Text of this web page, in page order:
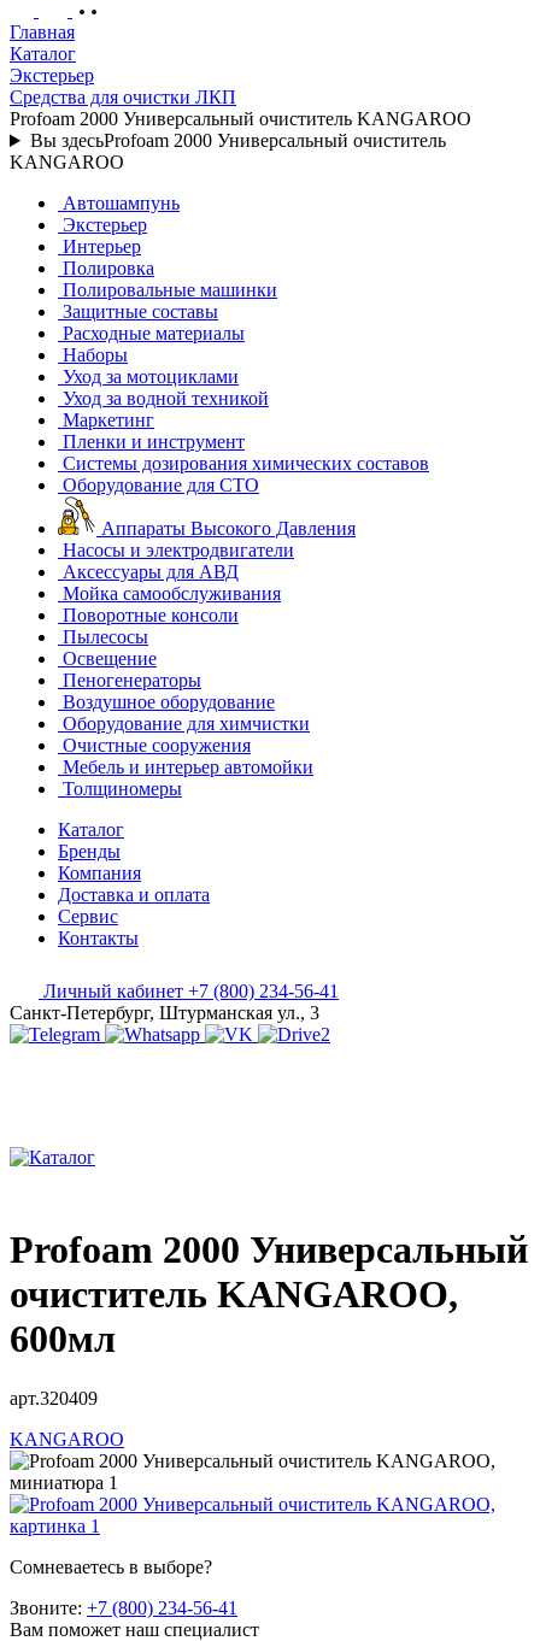
Главная
Каталог
Экстерьер
Средства для очистки ЛКП
Profoam 2000 Универсальный очиститель KANGAROO
Вы здесьProfoam 2000 Универсальный очиститель
KANGAROO
Автошампунь
Экстерьер
Интерьер
Полировка
Полировальные машинки
Защитные составы
Расходные материалы
Наборы
Уход за мотоциклами
Уход за водной техникой
Маркетинг
Пленки и инструмент
Системы дозирования химических составов
Оборудование для СТО
Аппараты Высокого Давления
Насосы и электродвигатели
Аксессуары для АВД
Мойка самообслуживания
Поворотные консоли
Пылесосы
Освещение
Пеногенераторы
Воздушное оборудование
Оборудование для химчистки
Очистные сооружения
Мебель и интерьер автомойки
Толщиномеры
Каталог
Бренды
Компания
Доставка и оплата
Сервис
Контакты
Личный кабинет +7 (800) 234-56-41
Санкт-Петербург, Штурманская ул., 3
Profoam 2000 Универсальный
очиститель KANGAROO,
600мл
арт.320409
KANGAROO
Сомневаетесь в выборе?
Звоните: +7 (800) 234-56-41
Вам поможет наш специалист